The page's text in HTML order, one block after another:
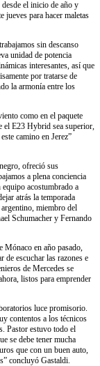
el inicio de año y
jueves para hacer maletas
sin descanso
unidad de potencia
interesantes, así que
por tratarse de
la armonía entre los
como en el paquete
el E23 Hybrid sea superior,
camino en Jerez”
ofreció sus
a plena conciencia
acostumbrado a
atrás la temporada
miembro del
Schumacher y Fernando
Mónaco en año pasado,
de escuchar las razones e
de Mercedes se
listos para emprender
luce promisorio.
contentos a los técnicos
Pastor estuvo todo el
se debe tener mucha
que con un buen auto,
concluyó Gastaldi.